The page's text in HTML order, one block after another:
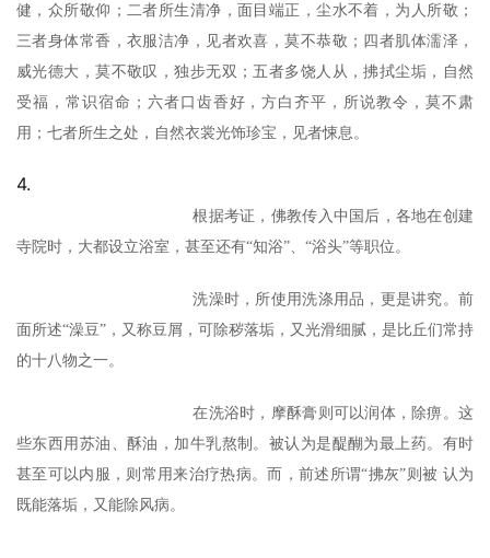
健，众所敬仰；二者所生清净，面目端正，尘水不着，为人所敬；
三者身体常香，衣服洁净，见者欢喜，莫不恭敬；四者肌体濡泽，
威光德大，莫不敬叹，独步无双；五者多饶人从，拂拭尘垢，自然
受福，常识宿命；六者口齿香好，方白齐平，所说教令，莫不肃
用；七者所生之处，自然衣裳光饰珍宝，见者悚息。
4.
根据考证，佛教传入中国后，各地在创建
寺院时，大都设立浴室，甚至还有“知浴”、“浴头”等职位。
洗澡时，所使用洗涤用品，更是讲究。前
面所述“澡豆”，又称豆屑，可除秽落垢，又光滑细腻，是比丘们常持
的十八物之一。
在洗浴时，摩酥膏则可以润体，除痹。这
些东西用苏油、酥油，加牛乳熬制。被认为是醍醐为最上药。有时
甚至可以内服，则常用来治疗热病。而，前述所谓“拂灰”则被 认为
既能落垢，又能除风病。